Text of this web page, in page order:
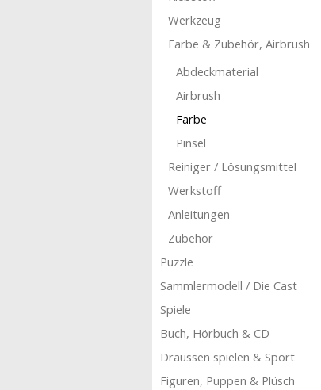
Werkzeug
Farbe & Zubehör, Airbrush
Abdeckmaterial
Airbrush
Farbe
Pinsel
Reiniger / Lösungsmittel
Werkstoff
Anleitungen
Zubehör
Puzzle
Sammlermodell / Die Cast
Spiele
Buch, Hörbuch & CD
Draussen spielen & Sport
Figuren, Puppen & Plüsch